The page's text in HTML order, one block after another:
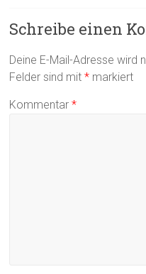
Schreibe einen
Deine E-Mail-Adresse wird
Felder sind mit* markiert
Kommentar*